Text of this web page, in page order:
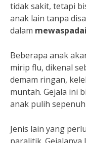
tidak sakit, tetapi
anak lain tanpa
dalam
Beberapa anak
mirip flu, dikenal
demam ringan,
muntah. Gejala ini
anak pulih
Jenis lain yang